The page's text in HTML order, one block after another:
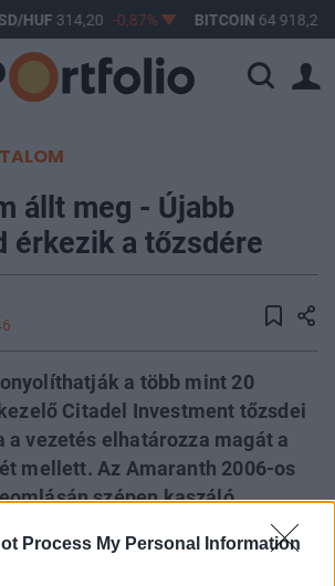
Process My Personal Information
HUF 314,20 -0,87% BITCOIN 64 918,28
állt meg - Újabb
érkezik a tőzsdére
a több mint 20
Citadel Investment tőzsdei
a vezetés elhatározza magát a
mellett. Az Amaranth 2006-os
szépen kaszáló
a piacot, hiszen a társaság neve